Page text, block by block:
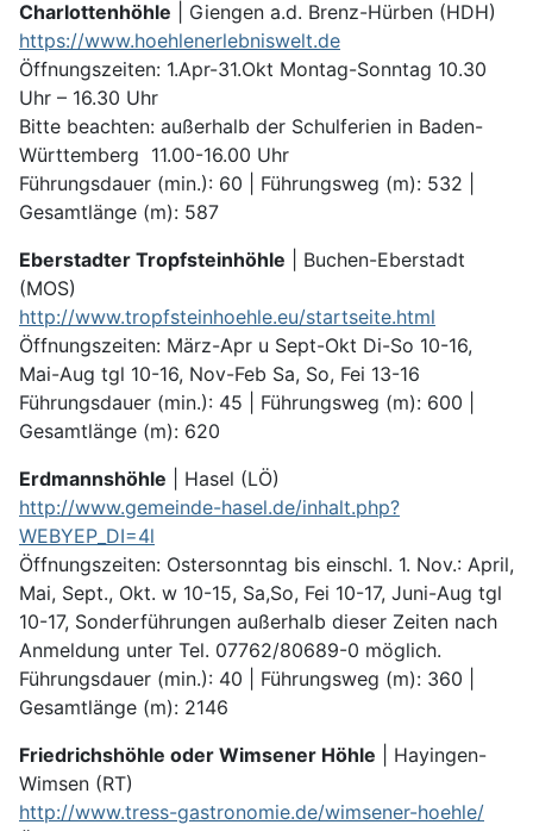
Charlottenhöhle | Giengen a.d. Brenz-Hürben (HDH)
https://www.hoehlenerlebniswelt.de
Öffnungszeiten: 1.Apr-31.Okt Montag-Sonntag 10.30
Uhr – 16.30 Uhr
Bitte beachten: außerhalb der Schulferien in Baden-
Württemberg 11.00-16.00 Uhr
Führungsdauer (min.): 60 | Führungsweg (m): 532 |
Gesamtlänge (m): 587
Eberstadter Tropfsteinhöhle | Buchen-Eberstadt
(MOS)
http://www.tropfsteinhoehle.eu/startseite.html
Öffnungszeiten: März-Apr u Sept-Okt Di-So 10-16,
Mai-Aug tgl 10-16, Nov-Feb Sa, So, Fei 13-16
Führungsdauer (min.): 45 | Führungs­weg (m): 600 |
Gesamt­länge (m): 620
Erdmannshöhle | Hasel (LÖ)
http://www.gemeinde-hasel.de/inhalt.php?
WEBYEP_DI=4l
Öffnungszeiten: Ostersonntag bis einschl. 1. Nov.: April,
Mai, Sept., Okt. w 10-15, Sa,So, Fei 10-17, Juni-Aug tgl
10-17, Sonder­führungen außer­halb dieser Zeiten nach
An­meldung unter Tel. 07762/80689-0 möglich.
Führungsdauer (min.): 40 | Führungs­weg (m): 360 |
Gesamt­länge (m): 2146
Friedrichshöhle oder Wimsener Höhle | Hayingen-
Wimsen (RT)
http://www.tress-gastronomie.de/wimsener-hoehle/